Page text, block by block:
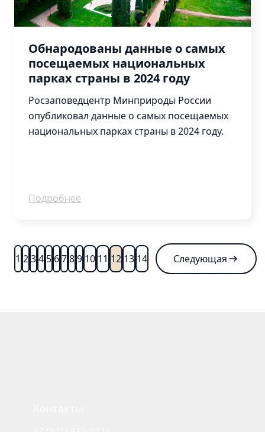
Обнародованы данные о самых
посещаемых национальных
парках страны в 2024 году
Росзаповедцентр Минприроды России
опубликовал данные о самых посещаемых
национальных парках страны в 2024 году.
Подробнее
1 234 5 6789 10 11 12 13 14 Следующая